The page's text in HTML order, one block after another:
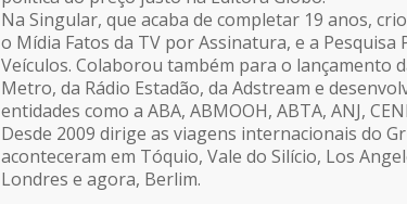
Na Singular, que acaba de completar 19 anos,
o Mídia Fatos da TV por Assinatura, e a Pesquisa
Veículos. Colaborou também para o lançamento
Metro, da Rádio Estadão, da Adstream e
entidades como a ABA, ABMOOH, ABTA, ANJ,
Desde 2009 dirige as viagens internacionais do
aconteceram em Tóquio, Vale do Silício, Los
Londres e agora, Berlim.